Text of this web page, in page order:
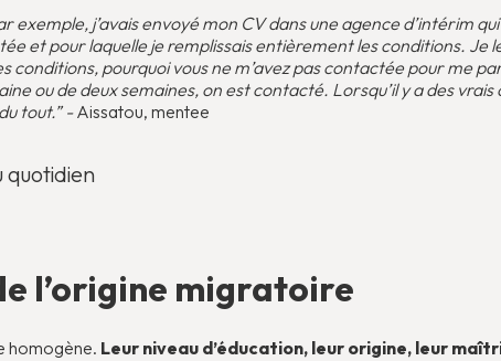
j’avais envoyé mon CV dans une agence d’intérim
et pour laquelle je remplissais entièrement les conditions. Je
conditions, pourquoi vous ne m’avez pas contactée pour me
ou de deux semaines, on est contacté. Lorsqu’il y a des
tout.” -Aissatou, mentee
quotidien
l’origine migratoire
homogène. Leur niveau d’éducation, leur origine, leur